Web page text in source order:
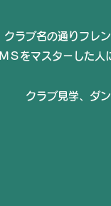
クラブ名の通りフレ
ＭＳをマスターした
クラブ見学、